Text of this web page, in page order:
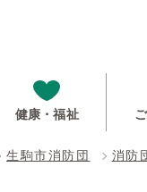
健康・福祉
生駒市消防団 消防